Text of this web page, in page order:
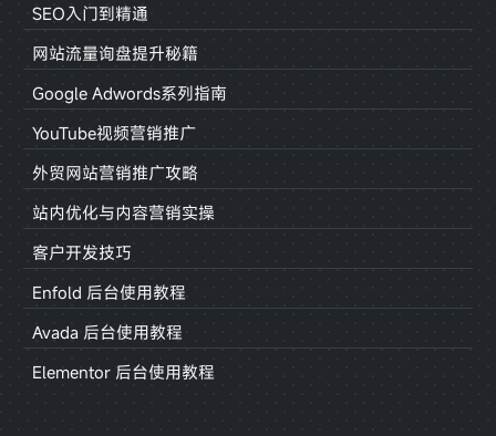
SEO入门到精通
网站流量询盘提升秘籍
Google Adwords系列指南
YouTube视频营销推广
外贸网站营销推广攻略
站内优化与内容营销实操
客户开发技巧
Enfold 后台使用教程
Avada 后台使用教程
Elementor 后台使用教程